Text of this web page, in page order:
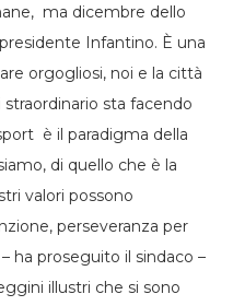
ma dicembre dello
Infantino. È una
orgogliosi, noi e la città
sta facendo
è il paradigma della
di quello che è la
valori possono
perseveranza per
ha proseguito il sindaco –
illustri che si sono